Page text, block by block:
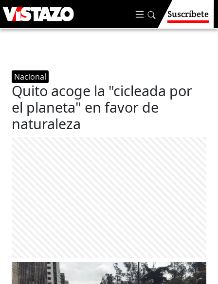
Suscríbete
Nacional
Quito acoge la "cicleada por
el planeta" en favor de
naturaleza